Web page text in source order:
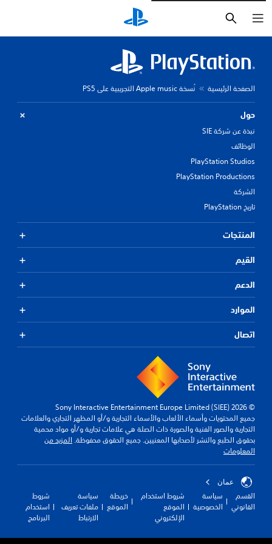
الصفحة الرئيسية نُسخة Apple music التجريبية على PS5
حول
نبذة عن شركة SIE
الوظائف
PlayStation Studios
PlayStation Productions
الشركة
تاريخ PlayStation
المنتجات
القيم
الدعم
الموارد
اتصال
© 2026 Sony Interactive Entertainment Europe Limited (SIEE)
جميع المحتويات وأسماء الألعاب والأسماء التجارية و/أو المظهر التجاري والعلامات
التجارية والصور الفنية والصورة ذات الصلة هي علامات تجارية و/أو مواد محمية
بحقوق الطبع والنشر لأصحابها المعنيين. جميع الحقوق محفوظة. المزيد من
المعلومات
عمان
القسم
القانوني
سياسة
الخصوصية
شروط استخدام
الموقع
الإلكتروني
خريطة
الموقع
سياسة
ملفات تعريف
الارتباط
شروط
استخدام
البرنامج